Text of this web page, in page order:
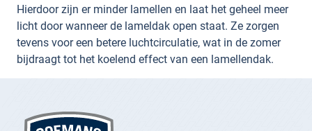
Hierdoor zijn er minder lamellen en laat het geheel meer
licht door wanneer de lameldak open staat. Ze zorgen
tevens voor een betere luchtcirculatie, wat in de zomer
bijdraagt tot het koelend effect van een lamellendak.